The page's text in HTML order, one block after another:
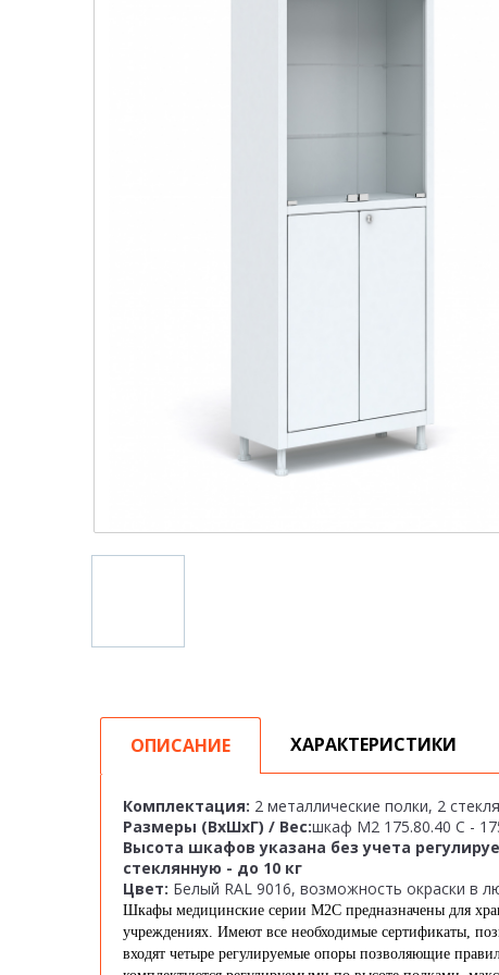
ОПИСАНИЕ ХАРАКТЕРИСТИКИ
Комплектация: 2 металлические полки, 2
Размеры (ВхШхГ) / Вес:шкаф М2 175.80.40 C -
Высота шкафов указана без учета
стеклянную - до 10 кг
Цвет: Белый RAL 9016, возможность окраски в
Шкафы медицинские серии М2С предназначены для
учреждениях. Имеют все необходимые сертификаты,
входят четыре регулируемые опоры позволяющие